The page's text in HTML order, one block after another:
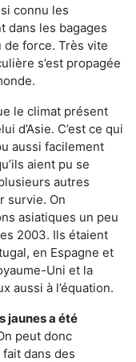
connu les
dans les bagages
force. Très vite
s’est propagée
le climat présent
d’Asie. C’est ce qui
aussi facilement
aient pu se
autres
survie. On
asiatiques un peu
2003. Ils étaient
en Espagne et
Uni et la
aussi à l’équation.
jaunes a été
peut donc
dans des